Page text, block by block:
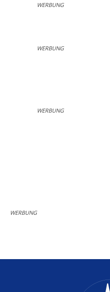
WERBUNG
WERBUNG
WERBUNG
WERBUNG